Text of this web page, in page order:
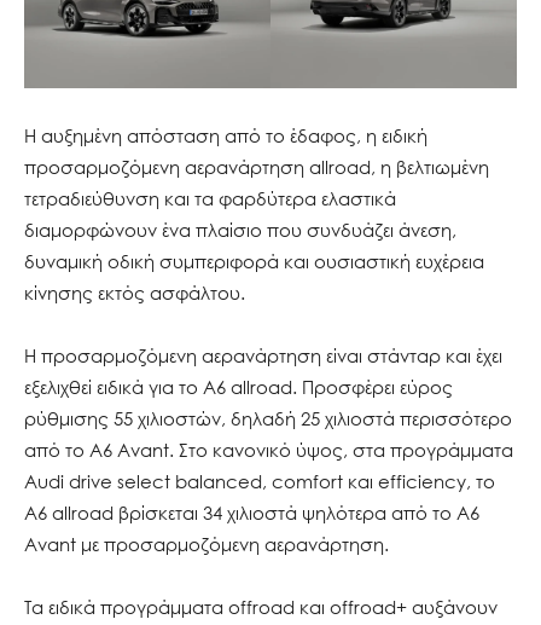
Η αυξημένη απόσταση από το έδαφος, η ειδική
προσαρμοζόμενη αερανάρτηση allroad, η βελτιωμένη
τετραδιεύθυνση και τα φαρδύτερα ελαστικά
διαμορφώνουν ένα πλαίσιο που συνδυάζει άνεση,
δυναμική οδική συμπεριφορά και ουσιαστική ευχέρεια
κίνησης εκτός ασφάλτου.
Η προσαρμοζόμενη αερανάρτηση είναι στάνταρ και έχει
εξελιχθεί ειδικά για το A6 allroad. Προσφέρει εύρος
ρύθμισης 55 χιλιοστών, δηλαδή 25 χιλιοστά περισσότερο
από το A6 Avant. Στο κανονικό ύψος, στα προγράμματα
Audi drive select balanced, comfort και efficiency, το
A6 allroad βρίσκεται 34 χιλιοστά ψηλότερα από το A6
Avant με προσαρμοζόμενη αερανάρτηση.
Τα ειδικά προγράμματα offroad και offroad+ αυξάνουν